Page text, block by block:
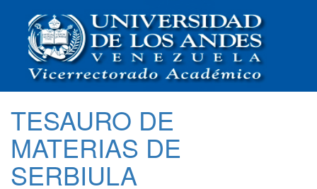
TESAURO DE
MATERIAS DE
SERBIULA